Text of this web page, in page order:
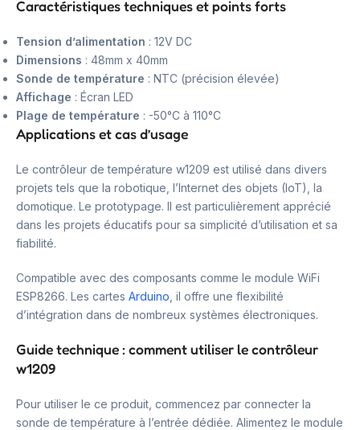
Caractéristiques techniques et points forts
Tension d’alimentation : 12V DC
Dimensions : 48mm x 40mm
Sonde de température : NTC (précision élevée)
Affichage : Écran LED
Plage de température : -50°C à 110°C
Applications et cas d’usage
Le contrôleur de température w1209 est utilisé dans divers
projets tels que la robotique, l’Internet des objets (IoT), la
domotique. Le prototypage. Il est particulièrement apprécié
dans les projets éducatifs pour sa simplicité d’utilisation et sa
fiabilité.
Compatible avec des composants comme le module WiFi
ESP8266. Les cartes Arduino , il offre une flexibilité
d’intégration dans de nombreux systèmes électroniques.
Guide technique : comment utiliser le contrôleur
w1209
Pour utiliser le ce produit, commencez par connecter la
sonde de température à l’entrée dédiée. Alimentez le module